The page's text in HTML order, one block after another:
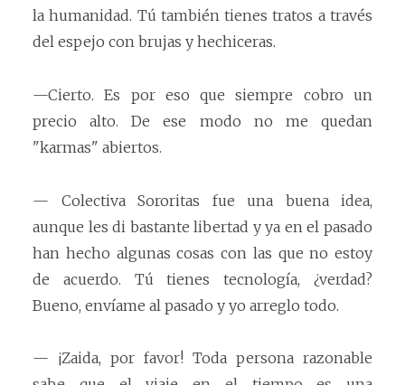
la humanidad. Tú también tienes tratos a través
del espejo con brujas y hechiceras.
—Cierto. Es por eso que siempre cobro un
precio alto. De ese modo no me quedan
"karmas" abiertos.
— Colectiva Sororitas fue una buena idea,
aunque les di bastante libertad y ya en el pasado
han hecho algunas cosas con las que no estoy
de acuerdo. Tú tienes tecnología, ¿verdad?
Bueno, envíame al pasado y yo arreglo todo.
— ¡Zaida, por favor! Toda persona razonable